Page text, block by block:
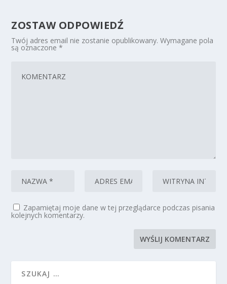
ZOSTAW ODPOWIEDŹ
Twój adres email nie zostanie opublikowany. Wymagane pola
są oznaczone*
Zapamiętaj moje dane w tej przeglądarce podczas pisania
kolejnych komentarzy.